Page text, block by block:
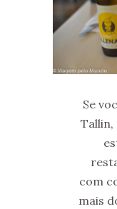
Se
Tallin,
com
mais